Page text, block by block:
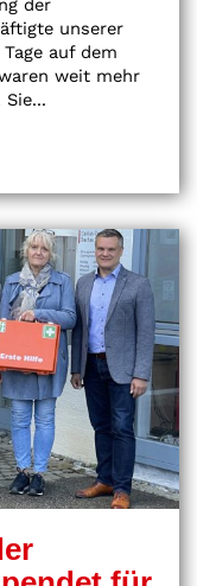
der
unserer
auf dem
weit mehr